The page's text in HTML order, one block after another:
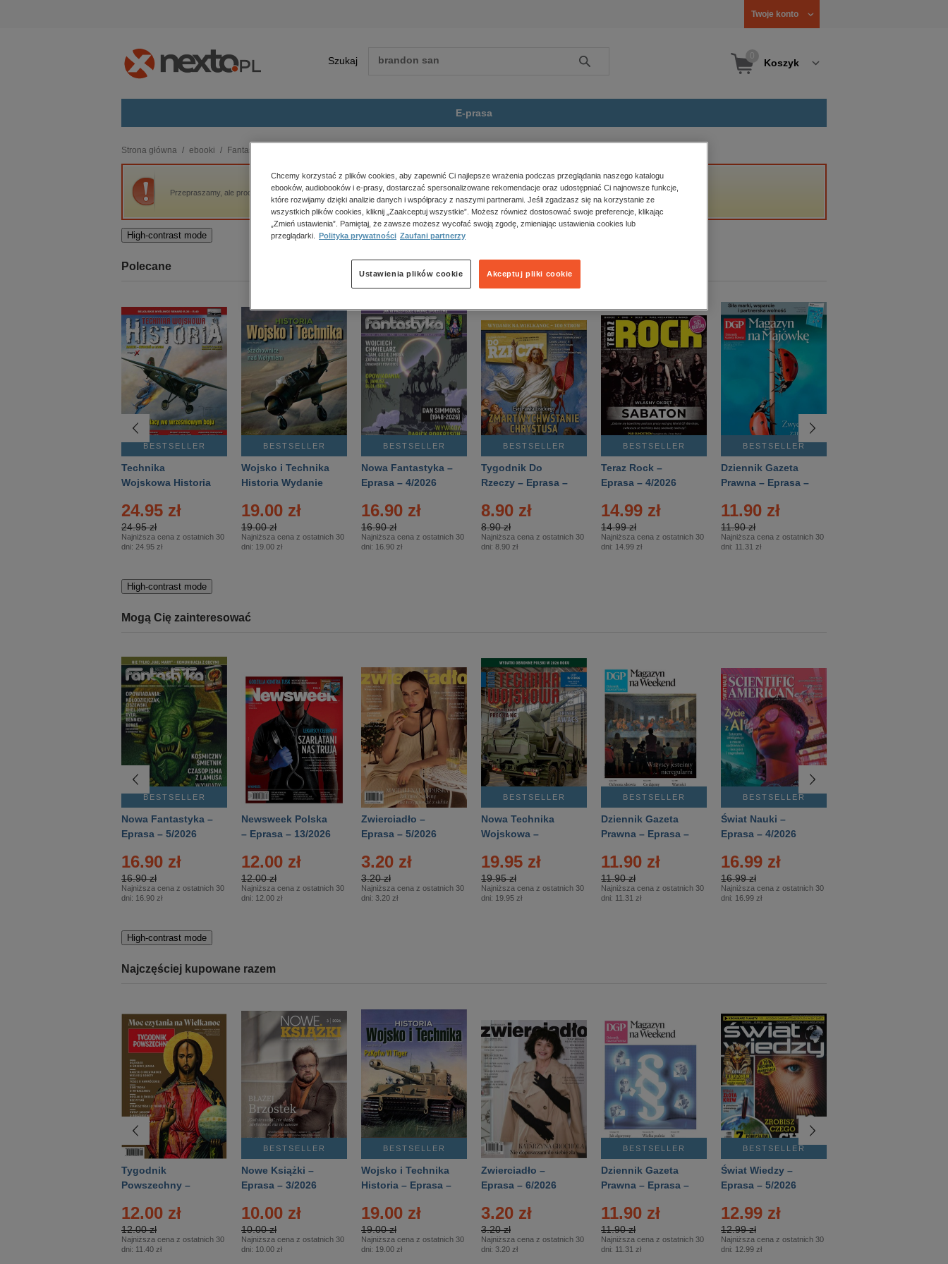
Twoje konto
Szukaj Szukaj Koszyk
E-prasa
budownictwo, aranżacja wnętrz
biznesowe, branżowe, gospodarka
darmowe wydania
edukacja
kobiece, lifestyle, kultura
polityka, społeczno-informacyjne
psychologiczne
inne
popularno-naukowe
historia
zdrowie
religie
Strona główna ebooki Fantastyka
Przepraszamy, ale produkt „Hel 3” nie jest dostępny.
High-contrast mode
Polecane
BESTSELLER
Technika
Wojskowa Historia
24.95 zł
24.95 zł
Najniższa cena z ostatnich 30
dni: 24.95 zł
BESTSELLER
Wojsko i Technika
Historia Wydanie
– 2/2026
19.00 zł
19.00 zł
Najniższa cena z ostatnich 30
dni: 19.00 zł
BESTSELLER
Nowa Fantastyka –
Eprasa – 4/2026
16.90 zł
16.90 zł
Najniższa cena z ostatnich 30
dni: 16.90 zł
BESTSELLER
Tygodnik Do
Rzeczy – Eprasa –
8.90 zł
8.90 zł
Najniższa cena z ostatnich 30
dni: 8.90 zł
BESTSELLER
Teraz Rock –
Eprasa – 4/2026
14.99 zł
14.99 zł
Najniższa cena z ostatnich 30
dni: 14.99 zł
BESTSELLER
Dziennik Gazeta
Prawna – Eprasa –
11.90 zł
11.90 zł
Najniższa cena z ostatnich 30
dni: 11.31 zł
High-contrast mode
Mogą Cię zainteresować
BESTSELLER
Nowa Fantastyka –
Eprasa – 5/2026
16.90 zł
16.90 zł
Najniższa cena z ostatnich 30
dni: 16.90 zł
Newsweek Polska
– Eprasa – 13/2026
12.00 zł
12.00 zł
Najniższa cena z ostatnich 30
dni: 12.00 zł
Zwierciadło –
Eprasa – 5/2026
3.20 zł
3.20 zł
Najniższa cena z ostatnich 30
dni: 3.20 zł
BESTSELLER
Nowa Technika
Wojskowa –
19.95 zł
19.95 zł
Najniższa cena z ostatnich 30
dni: 19.95 zł
BESTSELLER
Dziennik Gazeta
Prawna – Eprasa –
11.90 zł
11.90 zł
Najniższa cena z ostatnich 30
dni: 11.31 zł
BESTSELLER
Świat Nauki –
Eprasa – 4/2026
16.99 zł
16.99 zł
Najniższa cena z ostatnich 30
dni: 16.99 zł
High-contrast mode
Najczęściej kupowane razem
Tygodnik
Powszechny –
12.00 zł
12.00 zł
Najniższa cena z ostatnich 30
dni: 11.40 zł
BESTSELLER
Nowe Książki –
Eprasa – 3/2026
10.00 zł
10.00 zł
Najniższa cena z ostatnich 30
dni: 10.00 zł
BESTSELLER
Wojsko i Technika
Historia – Eprasa –
19.00 zł
19.00 zł
Najniższa cena z ostatnich 30
dni: 19.00 zł
Zwierciadło –
Eprasa – 6/2026
3.20 zł
3.20 zł
Najniższa cena z ostatnich 30
dni: 3.20 zł
BESTSELLER
Dziennik Gazeta
Prawna – Eprasa –
11.90 zł
11.90 zł
Najniższa cena z ostatnich 30
dni: 11.31 zł
BESTSELLER
Świat Wiedzy –
Eprasa – 5/2026
12.99 zł
12.99 zł
Najniższa cena z ostatnich 30
dni: 12.99 zł
Chcemy korzystać z plików cookies, aby zapewnić Ci najlepsze wrażenia podczas przeglądania naszego katalogu
ebooków, audiobooków i e-prasy, dostarczać spersonalizowane rekomendacje oraz udostępniać Ci najnowsze funkcje,
które rozwijamy dzięki analizie danych i współpracy z naszymi partnerami. Jeśli zgadzasz się na korzystanie ze
wszystkich plików cookies, kliknij „Zaakceptuj wszystkie”. Możesz również dostosować swoje preferencje, klikając
„Zmień ustawienia”. Pamiętaj, że zawsze możesz wycofać swoją zgodę, zmieniając ustawienia cookies lub
przeglądarki.
Polityka prywatności Zaufani partnerzy
Akceptuj pliki cookie
Ustawienia plików cookie